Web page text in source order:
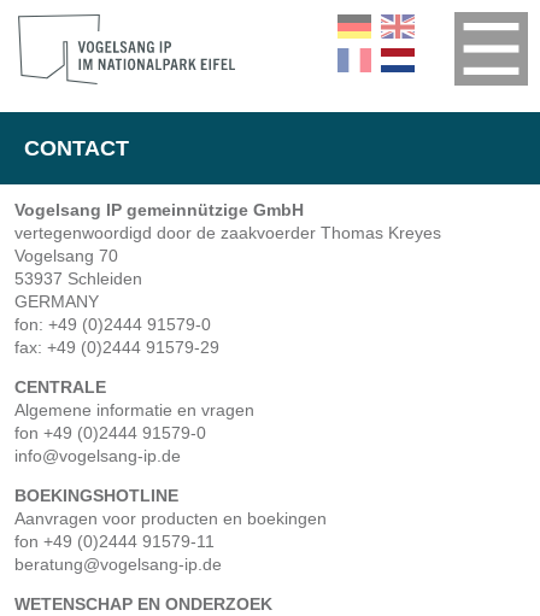
CONTACT
Vogelsang IP gemeinnützige GmbH
vertegenwoordigd door de zaakvoerder Thomas Kreyes
Vogelsang 70
53937 Schleiden
GERMANY
fon: +49 (0)2444 91579-0
fax: +49 (0)2444 91579-29
CENTRALE
Algemene informatie en vragen
fon +49 (0)2444 91579-0
info@vogelsang-ip.de
BOEKINGSHOTLINE
Aanvragen voor producten en boekingen
fon +49 (0)2444 91579-11
beratung@vogelsang-ip.de
WETENSCHAP EN ONDERZOEK